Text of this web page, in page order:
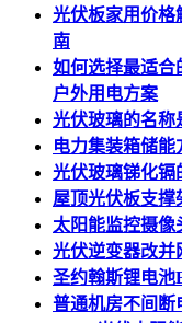
光伏板家用价格
南
如何选择最适合
户外用电方案
光伏玻璃的名称
电力集装箱储
光伏玻璃锑化镉
屋顶光伏板支撑
太阳能监控摄像
光伏逆变器改并
圣约翰斯锂电池
普通机房不间断